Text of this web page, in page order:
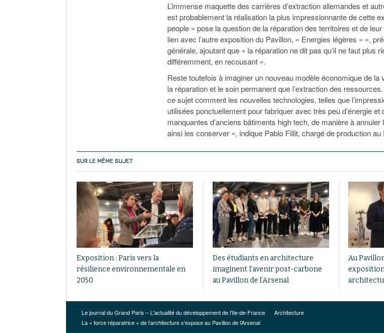
L’immense maquette des carrières d’extraction allemandes et
est probablement la réalisation la plus impressionnante de cette
people » pose la question de la réparation des territoires et de
lien avec l’autre exposition du Pavillon, « Energies légères » »,
générale, ajoutant que « la réparation ne dit pas qu’il ne faut plus
différemment, en recousant ».
Reste toutefois à imaginer un nouveau modèle économique de la
la réparation et le soin permanent que l’extraction des
ce sujet comment les nouvelles technologies, telles que
utilisées ponctuellement pour fabriquer avec très peu d’énergie
manquantes d’anciens bâtiments high tech, de manière à
ainsi les conserver », indique Pablo Fillit, chargé de production au
SUR LE MÊME SUJET
Exposition : Paris vers la
résilience environnementale en
2050
Des étudiants en architecture
imaginent l’avenir post-carbone
au Pavillon de l’Arsenal
Au
Le journal du Grand Paris – L'actualité du développement de l'Ile-de-France
Architecture
La « force réparatrice » de l’architecture s’expose au Pavillon de l’Arsenal